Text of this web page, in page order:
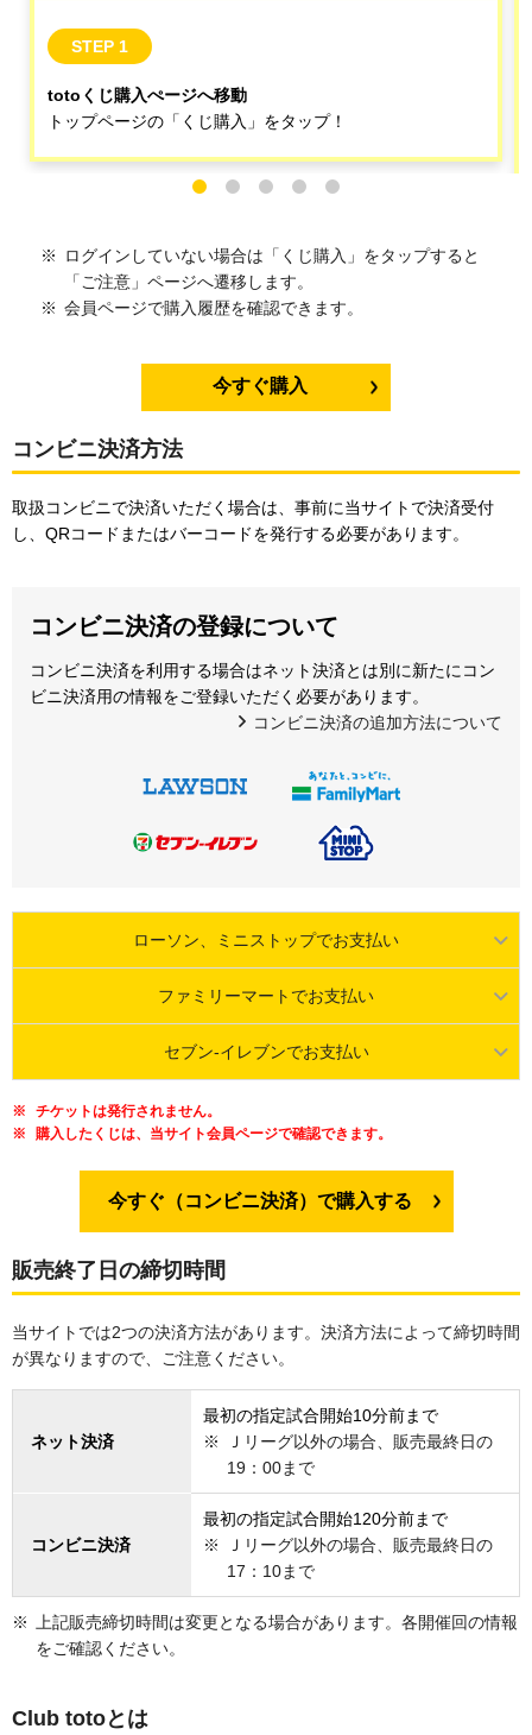
STEP 1
totoくじ購入ぺージへ移動
トップページの「くじ購入」をタップ！
ログインしていない場合は「くじ購入」をタップすると
「ご注意」ページへ遷移します。
会員ページで購入履歴を確認できます。
今すぐ購入
コンビニ決済方法
取扱コンビニで決済いただく場合は、事前に当サイトで決済受付
し、QRコードまたはバーコードを発行する必要があります。
コンビニ決済の登録について
コンビニ決済を利用する場合はネット決済とは別に新たにコン
ビニ決済用の情報をご登録いただく必要があります。
コンビニ決済の追加方法について
ローソン、ミニストップでお支払い
ファミリーマートでお支払い
セブン-イレブンでお支払い
チケットは発行されません。
購入したくじは、当サイト会員ページで確認できます。
今すぐ（コンビニ決済）で購入する
販売終了日の締切時間
当サイトでは2つの決済方法があります。決済方法によって締切時間
が異なりますので、ご注意ください。
ネット決済
最初の指定試合開始10分前まで
Ｊリーグ以外の場合、販売最終日の
19：00まで
コンビニ決済
最初の指定試合開始120分前まで
Ｊリーグ以外の場合、販売最終日の
17：10まで
上記販売締切時間は変更となる場合があります。各開催回の情報
をご確認ください。
Club totoとは